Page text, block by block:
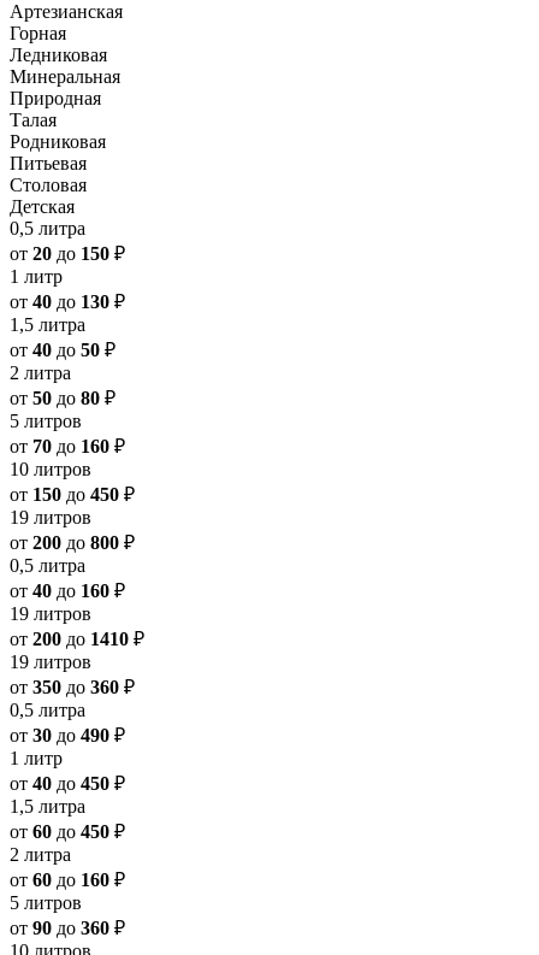
Артезианская
Горная
Ледниковая
Минеральная
Природная
Талая
Родниковая
Питьевая
Столовая
Детская
0,5 литра
от 20 до 150 ₽
1 литр
от 40 до 130 ₽
1,5 литра
от 40 до 50 ₽
2 литра
от 50 до 80 ₽
5 литров
от 70 до 160 ₽
10 литров
от 150 до 450 ₽
19 литров
от 200 до 800 ₽
0,5 литра
от 40 до 160 ₽
19 литров
от 200 до 1410 ₽
19 литров
от 350 до 360 ₽
0,5 литра
от 30 до 490 ₽
1 литр
от 40 до 450 ₽
1,5 литра
от 60 до 450 ₽
2 литра
от 60 до 160 ₽
5 литров
от 90 до 360 ₽